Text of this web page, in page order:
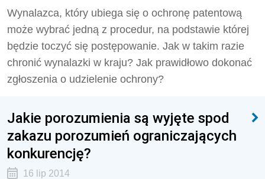
Wynalazca, który ubiega się o ochronę patentową
może wybrać jedną z procedur, na podstawie której
będzie toczyć się postępowanie. Jak w takim razie
chronić wynalazki w kraju? Jak prawidłowo dokonać
zgłoszenia o udzielenie ochrony?
Jakie porozumienia są wyjęte spod
zakazu porozumień ograniczających
konkurencję?
16 lip 2014